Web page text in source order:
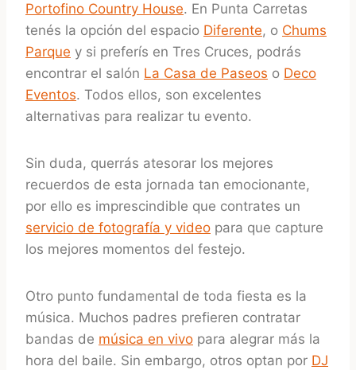
Portofino Country House. En Punta Carretas
tenés la opción del espacio Diferente, o Chums
Parque y si preferís en Tres Cruces, podrás
encontrar el salón La Casa de Paseos o Deco
Eventos. Todos ellos, son excelentes
alternativas para realizar tu evento.
Sin duda, querrás atesorar los mejores
recuerdos de esta jornada tan emocionante,
por ello es imprescindible que contrates un
servicio de fotografía y video para que capture
los mejores momentos del festejo.
Otro punto fundamental de toda fiesta es la
música. Muchos padres prefieren contratar
bandas de música en vivo para alegrar más la
hora del baile. Sin embargo, otros optan por DJ